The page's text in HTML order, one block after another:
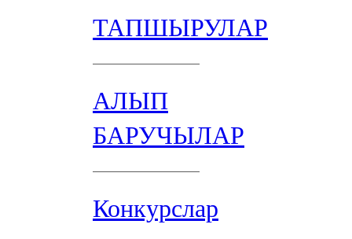
ТАПШЫРУЛАР
АЛЫП
БАРУЧЫЛАР
Конкурслар